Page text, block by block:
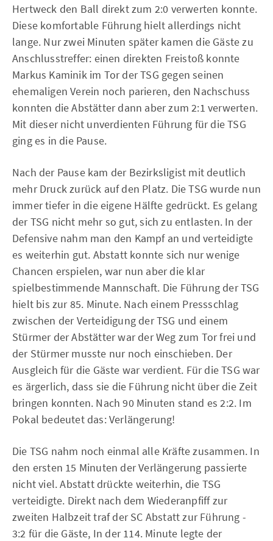
Hertweck den Ball direkt zum 2:0 verwerten konnte.
Diese komfortable Führung hielt allerdings nicht
lange. Nur zwei Minuten später kamen die Gäste zu
Anschlusstreffer: einen direkten Freistoß konnte
Markus Kaminik im Tor der TSG gegen seinen
ehemaligen Verein noch parieren, den Nachschuss
konnten die Abstätter dann aber zum 2:1 verwerten.
Mit dieser nicht unverdienten Führung für die TSG
ging es in die Pause.
Nach der Pause kam der Bezirksligist mit deutlich
mehr Druck zurück auf den Platz. Die TSG wurde nun
immer tiefer in die eigene Hälfte gedrückt. Es gelang
der TSG nicht mehr so gut, sich zu entlasten. In der
Defensive nahm man den Kampf an und verteidigte
es weiterhin gut. Abstatt konnte sich nur wenige
Chancen erspielen, war nun aber die klar
spielbestimmende Mannschaft. Die Führung der TSG
hielt bis zur 85. Minute. Nach einem Pressschlag
zwischen der Verteidigung der TSG und einem
Stürmer der Abstätter war der Weg zum Tor frei und
der Stürmer musste nur noch einschieben. Der
Ausgleich für die Gäste war verdient. Für die TSG war
es ärgerlich, dass sie die Führung nicht über die Zeit
bringen konnten. Nach 90 Minuten stand es 2:2. Im
Pokal bedeutet das: Verlängerung!
Die TSG nahm noch einmal alle Kräfte zusammen. In
den ersten 15 Minuten der Verlängerung passierte
nicht viel. Abstatt drückte weiterhin, die TSG
verteidigte. Direkt nach dem Wiederanpfiff zur
zweiten Halbzeit traf der SC Abstatt zur Führung -
3:2 für die Gäste, In der 114. Minute legte der